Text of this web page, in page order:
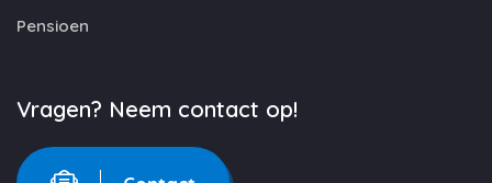
Pensioen
Vragen? Neem contact op!